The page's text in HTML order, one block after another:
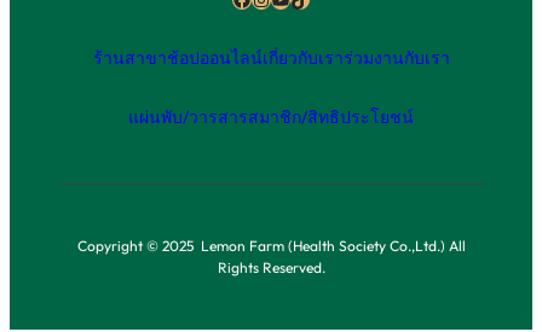
ร้านสาขาช้อปออนไลน์เกี่ยวกับเราร่วมงานกับเรา
แผ่นพับ/วารสารสมาชิก/สิทธิประโยชน์
Copyright © 2025 Lemon Farm (Health Society Co.,Ltd.) All
Rights Reserved.